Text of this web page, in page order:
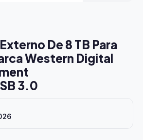
De 8 TB Para
Western Digital
3.0